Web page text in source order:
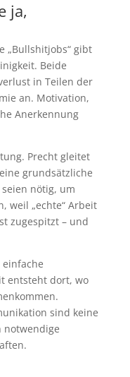
ja,
„Bullshitjobs“ gibt
Beide
in Teilen der
an. Motivation,
Anerkennung
Precht gleitet
grundsätzliche
nötig, um
weil „echte“ Arbeit
zugespitzt – und
entsteht dort, wo
sind keine
notwendige